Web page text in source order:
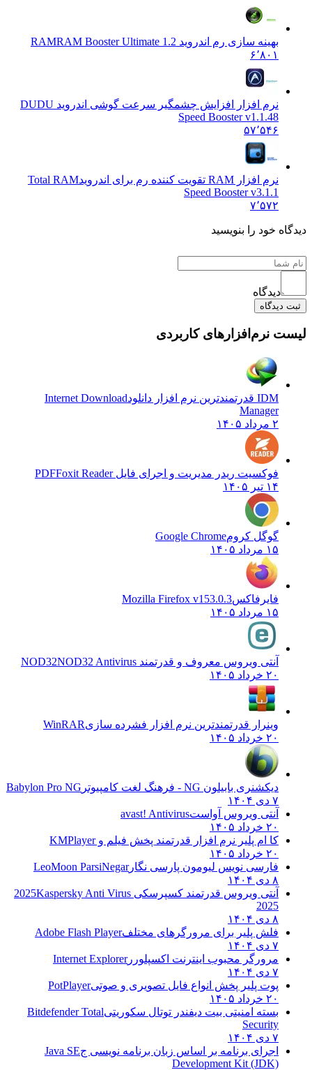
بهینه سازی رم اندروید RAMRAM Booster Ultimate 1.2
۶٬۸۰۱
نرم افزار افزایش چشمگیر سرعت گوشی اندروید DUDU
Speed Booster v1.1.48
۵۷٬۵۴۶
نرم افزار RAM تقویت کننده رم برای اندروید
Total RAM
Speed Booster v3.1.1
۷٬۵۷۲
خود را بنویسید
دیدگاه
نرم‌افزارهای کاربردی
Internet Download
Manager
فوکسیت ریدر مدیریت و اجرای فایل PDF Foxit Reader
گوگل کروم Google Chrome
فایرفاکسMozilla Firefox v153.0.3
آنتی ویروس معروف و قدرتمند NOD32 NOD32 Antivirus
وینرار قدرتمندترین نرم افزار فشرده سازیWinRAR
دیکشنری بابیلون NG - فرهنگ لغت کامپیوتر
Babylon Pro NG
آنتی ویروس آواستavast! Antivirus
کا ام پلیر نرم افزار قدرتمند پخش فیلم وKMPlayer
فارسی نویس لیومون پارسی نگار LeoMoon ParsiNegar
آنتی ویروس قدرتمند کسپرسکی 2025Kaspersky Anti Virus
فلش پلیر برای مرورگرهای مختلفAdobe Flash Player
مرورگر محبوب اینترنت اکسپلوررInternet Explorer
پوت پلیر پخش انواع فایل تصویری و صوتیPotPlayer
بسته امنیتی بیت دیفندر توتال سکوریتیBitdefender Total
Security
اجرای برنامه بر اساس زبان برنامه نویسی جJava SE
Development Kit (JDK)